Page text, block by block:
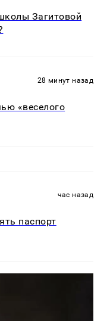
Загитовой
28 минут назад
«веселого
час назад
паспорт